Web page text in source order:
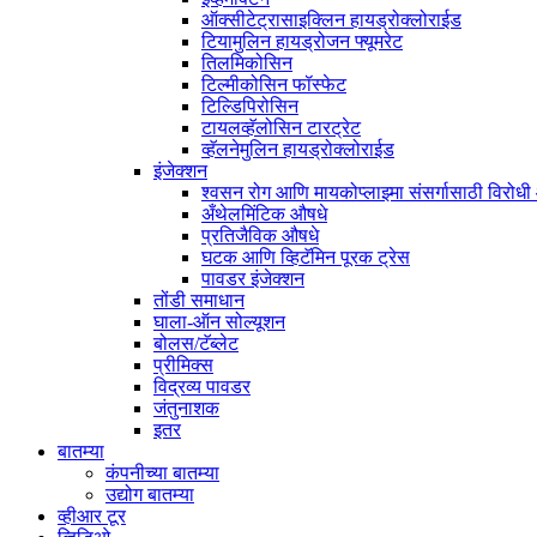
ऑक्सीटेट्रासाइक्लिन हायड्रोक्लोराईड
टियामुलिन हायड्रोजन फ्यूमरेट
तिलमिकोसिन
टिल्मीकोसिन फॉस्फेट
टिल्डिपिरोसिन
टायलव्हॅलोसिन टारट्रेट
व्हॅलनेमुलिन हायड्रोक्लोराईड
इंजेक्शन
श्वसन रोग आणि मायकोप्लाझ्मा संसर्गासाठी
अँथेलमिंटिक औषधे
प्रतिजैविक औषधे
घटक आणि व्हिटॅमिन पूरक ट्रेस
पावडर इंजेक्शन
तोंडी समाधान
घाला-ऑन सोल्यूशन
बोलस/टॅब्लेट
प्रीमिक्स
विद्रव्य पावडर
जंतुनाशक
इतर
बातम्या
कंपनीच्या बातम्या
उद्योग बातम्या
व्हीआर टूर